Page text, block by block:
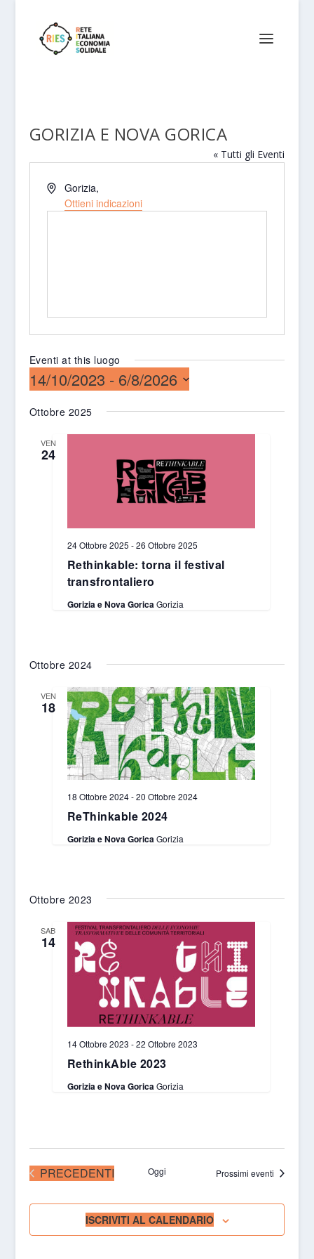
GORIZIA E NOVA GORICA
« Tutti gli Eventi
Indirizzo
Gorizia,
Ottieni indicazioni
Eventi at this luogo
14/10/2023 - 6/8/2026
la
Ottobre 2025
VEN
24
Rethinkable: torna il festival
transfrontaliero
24 Ottobre 2025 -26 Ottobre 2025
Gorizia e Nova GoricaGorizia
Ottobre 2024
VEN
18
ReThinkable 2024
18 Ottobre 2024-20 Ottobre 2024
Gorizia e Nova GoricaGorizia
Ottobre 2023
SAB
14
RethinkAble 2023
14 Ottobre 2023 -22 Ottobre 2023
Gorizia e Nova GoricaGorizia
EVENTI
PRECEDENTI Oggi Prossimi eventi
ISCRIVITI AL CALENDARIO